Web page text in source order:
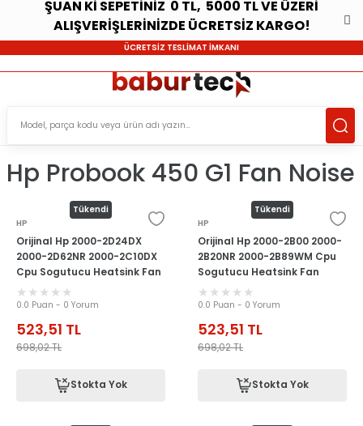
ŞUAN Kİ SEPETİNİZ 0 TL, 5000 TL VE ÜZERİ
ALIŞVERİŞLERİNİZDE ÜCRETSİZ KARGO!
ÜCRETSİZ TESLİMAT İMKANI
Hp Probook 450 G1 Fan Noise
Tükendi
HP
Orijinal Hp 2000-2D24DX
2000-2D62NR 2000-2C10DX
Cpu Sogutucu Heatsink Fan
0.0 Puan - 0 Yorum
523,51 TL
698,02TL
Stokta Yok
Tükendi
HP
Orijinal Hp 2000-2B00 2000-
2B20NR 2000-2B89WM Cpu
Sogutucu Heatsink Fan
0.0 Puan - 0 Yorum
523,51 TL
698,02TL
Stokta Yok